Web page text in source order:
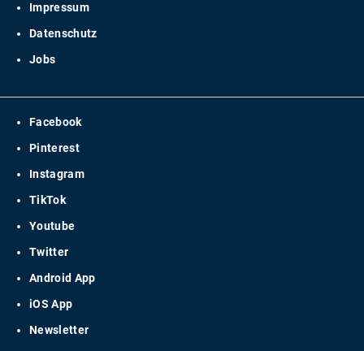
Impressum
Datenschutz
Jobs
Facebook
Pinterest
Instagram
TikTok
Youtube
Twitter
Android App
iOS App
Newsletter